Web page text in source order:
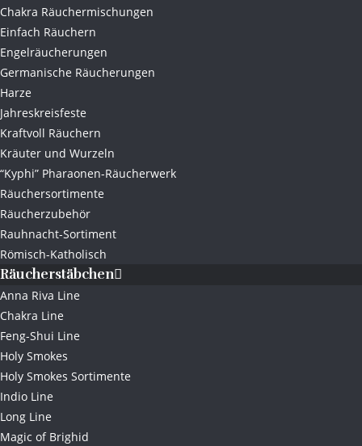
Chakra Räuchermischungen
Einfach Räuchern
Engelräucherungen
Germanische Räucherungen
Harze
Jahreskreisfeste
Kraftvoll Räuchern
Kräuter und Wurzeln
“Kyphi” Pharaonen-Räucherwerk
Räuchersortimente
Räucherzubehör
Rauhnacht-Sortiment
Römisch-Katholisch
Räucherstäbchen
Anna Riva Line
Chakra Line
Feng-Shui Line
Holy Smokes
Holy Smokes Sortimente
Indio Line
Long Line
Magic of Brighid